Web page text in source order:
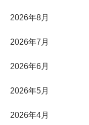
2026年8月
2026年7月
2026年6月
2026年5月
2026年4月